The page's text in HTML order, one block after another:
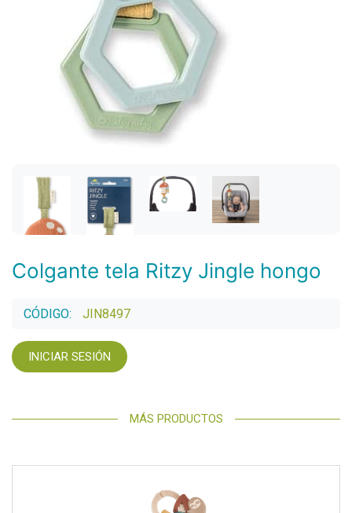
Colgante tela Ritzy Jingle hongo
CÓDIGO: JIN8497
INICIAR SESIÓN
MÁS PRODUCTOS